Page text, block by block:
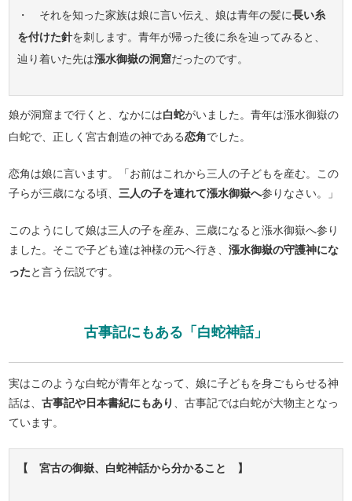
・ それを知った家族は娘に言い伝え、娘は青年の髪に長い糸
を付けた針を刺します。青年が帰った後に糸を辿ってみると、
辿り着いた先は漲水御嶽の洞窟だったのです。
娘が洞窟まで行くと、なかには白蛇がいました。青年は漲水御嶽の
白蛇で、正しく宮古創造の神である恋角でした。
恋角は娘に言います。「お前はこれから三人の子どもを産む。この
子らが三歳になる頃、三人の子を連れて漲水御嶽へ参りなさい。」
このようにして娘は三人の子を産み、三歳になると漲水御嶽へ参り
ました。そこで子ども達は神様の元へ行き、漲水御嶽の守護神にな
ったと言う伝説です。
古事記にもある「白蛇神話」
実はこのような白蛇が青年となって、娘に子どもを身ごもらせる神
話は、古事記や日本書紀にもあり 、古事記では白蛇が大物主となっ
ています。
【 宮古の御嶽、白蛇神話から分かること 】